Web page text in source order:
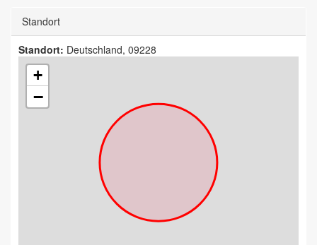
Standort
Standort: Deutschland, 09228
+
−